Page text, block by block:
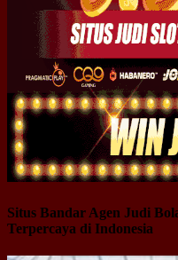
Situs Bandar Agen Judi
Terpercaya di Indonesia